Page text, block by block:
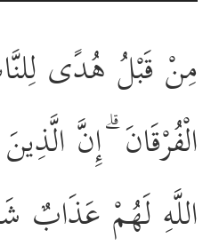
مِنْ قَبْلُ هُدًى
الْفُرْقَانَ ۗ إِنَّ
اللَّهِ لَهُمْ عَذَابٌ